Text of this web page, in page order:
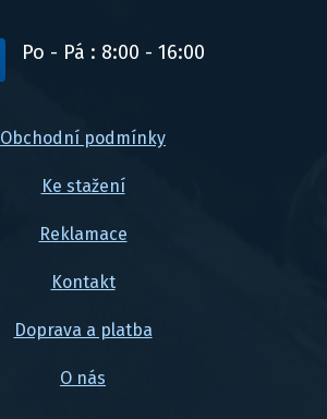
Po - Pá : 8:00 - 16:00
Obchodní podmínky
Ke stažení
Reklamace
Kontakt
Doprava a platba
O nás